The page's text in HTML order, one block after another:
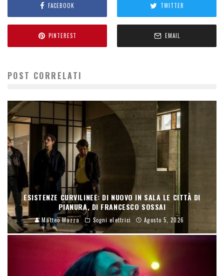
FACEBOOK TWITTER
PINTEREST EMAIL
POST CORRELATI
ESISTENZE CURVILINEE: DI NUOVO IN SALA LE CITTÀ DI
PIANURA, DI FRANCESCO SOSSAI
Matteo Mazza Sogni elettrici Agosto 5, 2026